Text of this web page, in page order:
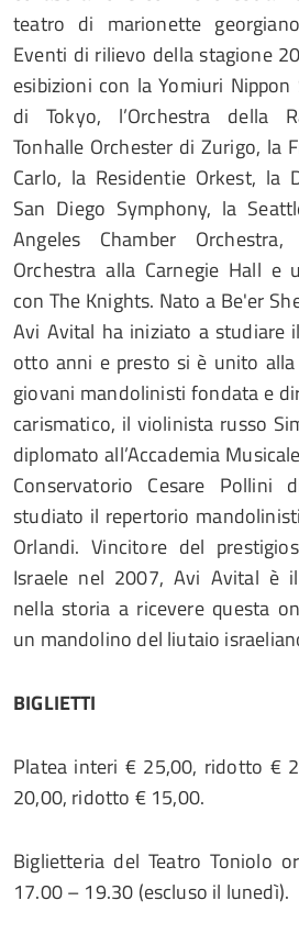
teatro di marionette
Eventi di rilievo della stagione
esibizioni con la Yomiuri
di Tokyo, l’Orchestra della
Tonhalle Orchester di Zurigo, la
Carlo, la Residentie Orkest, la
San Diego Symphony, la
Angeles Chamber Orchestra,
Orchestra alla Carnegie Hall e
con The Knights. Nato a Be'er
Avi Avital ha iniziato a studiare
otto anni e presto si è unito
giovani mandolinisti fondata e
carismatico, il violinista russo
diplomato all’Accademia
Conservatorio Cesare Pollini
studiato il repertorio
Orlandi. Vincitore del
Israele nel 2007, Avi Avital è
nella storia a ricevere questa
un mandolino del liutaio
BIGLIETTI
Platea interi € 25,00, ridotto €
20,00, ridotto € 15,00.
Biglietteria del Teatro Toniolo
17.00 – 19.30 (escluso il lunedì).